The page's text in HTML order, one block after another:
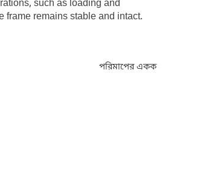
such as loading and
frame remains stable and intact.
পরিমাপের একক